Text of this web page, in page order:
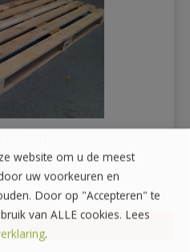
€13,25 incl. BTW
website om u de meest
uw voorkeuren en
Door op "Accepteren" te
van ALLE cookies. Lees
.